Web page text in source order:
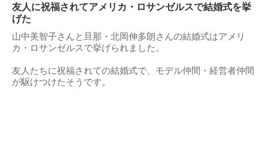
友人に祝福されてアメリカ・ロサンゼルスで結婚式を挙
げた
山中美智子さんと旦那・北岡伸多朗さんの結婚式はアメリ
カ・ロサンゼルスで挙げられました。
友人たちに祝福されての結婚式で、モデル仲間・経営者仲間
が駆けつけたそうです。